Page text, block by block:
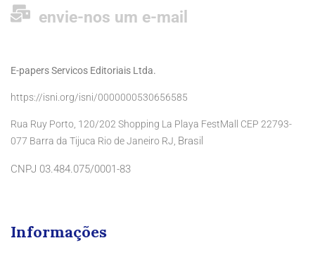
envie-nos um e-mail
E-papers Servicos Editoriais Ltda.
https://isni.org/isni/0000000530656585
Rua Ruy Porto, 120/202 Shopping La Playa FestMall CEP 22793-
077 Barra da Tijuca Rio de Janeiro RJ, Brasil
CNPJ 03.484.075/0001-83
Informações